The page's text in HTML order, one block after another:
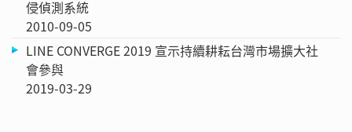
侵偵測系統
2010-09-05
LINE CONVERGE 2019 宣示持續耕耘台灣市場擴大社
會參與
2019-03-29